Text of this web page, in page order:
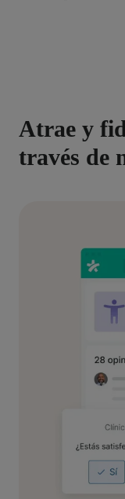
Atrae y
través de